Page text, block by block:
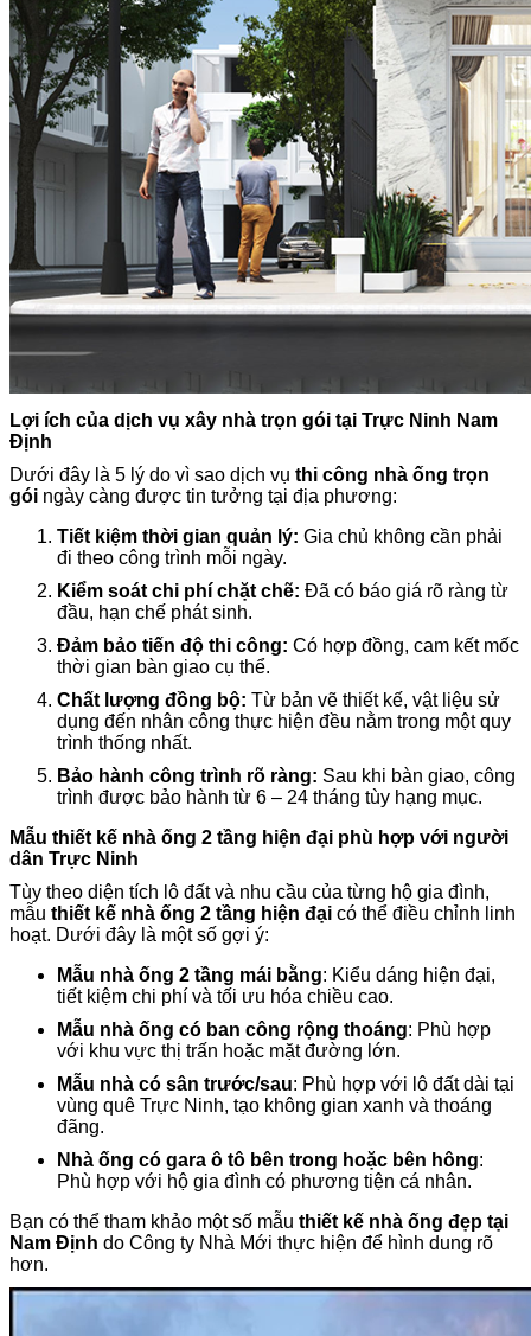
Lợi ích của dịch vụ xây nhà trọn gói tại Trực Ninh Nam
Định
Dưới đây là 5 lý do vì sao dịch vụ thi công nhà ống trọn
gói ngày càng được tin tưởng tại địa phương:
Tiết kiệm thời gian quản lý: Gia chủ không cần phải
đi theo công trình mỗi ngày.
Kiểm soát chi phí chặt chẽ: Đã có báo giá rõ ràng từ
đầu, hạn chế phát sinh.
Đảm bảo tiến độ thi công: Có hợp đồng, cam kết mốc
thời gian bàn giao cụ thể.
Chất lượng đồng bộ: Từ bản vẽ thiết kế, vật liệu sử
dụng đến nhân công thực hiện đều nằm trong một quy
trình thống nhất.
Bảo hành công trình rõ ràng: Sau khi bàn giao, công
trình được bảo hành từ 6 – 24 tháng tùy hạng mục.
Mẫu thiết kế nhà ống 2 tầng hiện đại phù hợp với người
dân Trực Ninh
Tùy theo diện tích lô đất và nhu cầu của từng hộ gia đình,
mẫu thiết kế nhà ống 2 tầng hiện đại có thể điều chỉnh linh
hoạt. Dưới đây là một số gợi ý:
Mẫu nhà ống 2 tầng mái bằng: Kiểu dáng hiện đại,
tiết kiệm chi phí và tối ưu hóa chiều cao.
Mẫu nhà ống có ban công rộng thoáng: Phù hợp
với khu vực thị trấn hoặc mặt đường lớn.
Mẫu nhà có sân trước/sau: Phù hợp với lô đất dài tại
vùng quê Trực Ninh, tạo không gian xanh và thoáng
đãng.
Nhà ống có gara ô tô bên trong hoặc bên hông:
Phù hợp với hộ gia đình có phương tiện cá nhân.
Bạn có thể tham khảo một số mẫu thiết kế nhà ống đẹp tại
Nam Định do Công ty Nhà Mới thực hiện để hình dung rõ
hơn.